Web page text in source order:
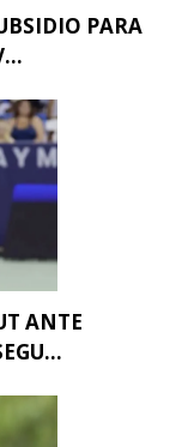
PARA
ANTE